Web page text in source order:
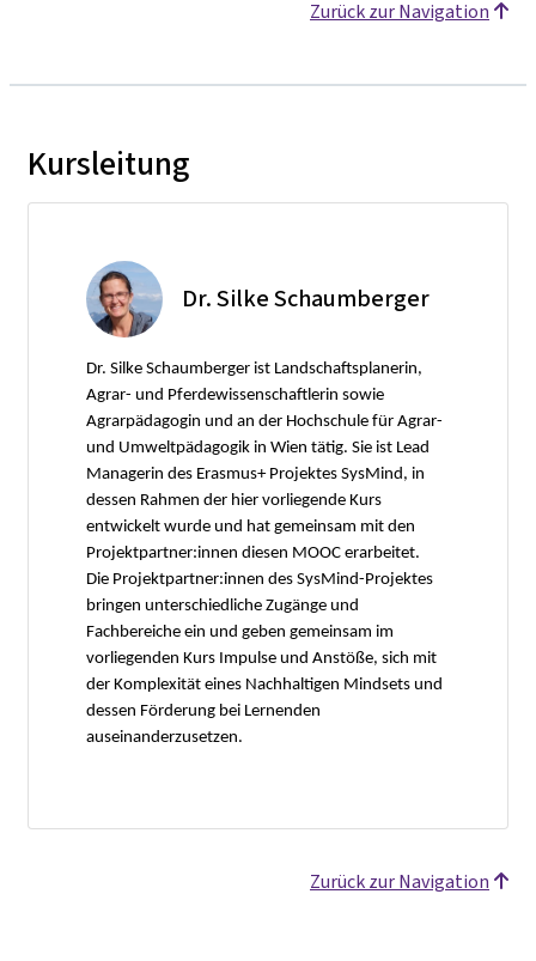
Zurück zur Navigation
Kursleitung
Dr. Silke Schaumberger
Dr. Silke Schaumberger ist Landschaftsplanerin,
Agrar- und Pferdewissenschaftlerin sowie
Agrarpädagogin und an der Hochschule für Agrar-
und Umweltpädagogik in Wien tätig. Sie ist Lead
Managerin des Erasmus+ Projektes SysMind, in
dessen Rahmen der hier vorliegende Kurs
entwickelt wurde und hat gemeinsam mit den
Projektpartner:innen diesen MOOC erarbeitet.
Die Projektpartner:innen des SysMind-Projektes
bringen unterschiedliche Zugänge und
Fachbereiche ein und geben gemeinsam im
vorliegenden Kurs Impulse und Anstöße, sich mit
der Komplexität eines Nachhaltigen Mindsets und
dessen Förderung bei Lernenden
auseinanderzusetzen.
Zurück zur Navigation